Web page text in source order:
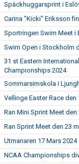
Späckhuggarsprint i
Carina "Kicki" Eriksson
Sportringen Swim Meet i
Swim Open i Stockholm
31 st Eastern
Championships 2024
Sommarsimskola i
Vellinge Easter Race den
Ran Mini Sprint Meet den
Ran Sprint Meet den 23
Utmanaren 17 Mars 2024
NCAA Championships